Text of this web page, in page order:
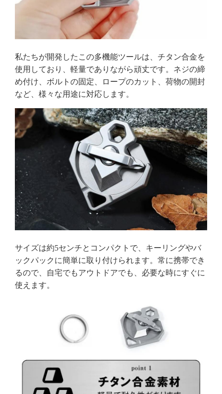
私たちが開発したこの多機能ツールは、チタン合金を
使用しており、軽量でありながら頑丈です。ネジの締
め付け、ボルトの固定、ロープのカット、荷物の開封
など、様々な用途に対応します。
サイズは約5センチとコンパクトで、キーリングやバ
ックパックに簡単に取り付けられます。常に携帯でき
るので、自宅でもアウトドアでも、必要な時にすぐに
使えます。